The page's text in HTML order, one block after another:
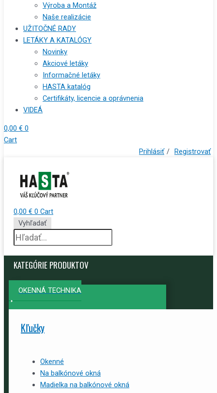
Výroba a Montáž
Naše realizácie
UŽITOČNÉ RADY
LETÁKY A KATALÓGY
Novinky
Akciové letáky
Informačné letáky
HASTA katalóg
Certifikáty, licencie a oprávnenia
VIDEÁ
0,00 € 0
Cart
Prihlásiť / Registrovať
0,00 € 0 Cart
Vyhľadať
KATEGÓRIE PRODUKTOV
OKENNÁ TECHNIKA
Kľučky
Okenné
Na balkónové okná
Madielka na balkónové okná